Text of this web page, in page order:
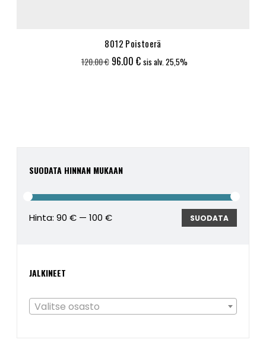
SUODATA HINNAN MUKAAN
SUODATA
Hinta:90 € —100 €
JALKINEET
Valitse osasto
8012 Poistoerä
120.00€ Alkuperäinen
96.00 €Nykyinen
sis alv. 25,5%